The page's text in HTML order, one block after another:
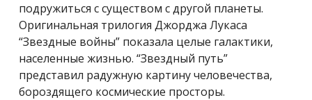
подружиться с существом с другой планеты.
Оригинальная трилогия Джорджа Лукаса
“Звездные войны” показала целые галактики,
населенные жизнью. “Звездный путь”
представил радужную картину человечества,
бороздящего космические просторы.